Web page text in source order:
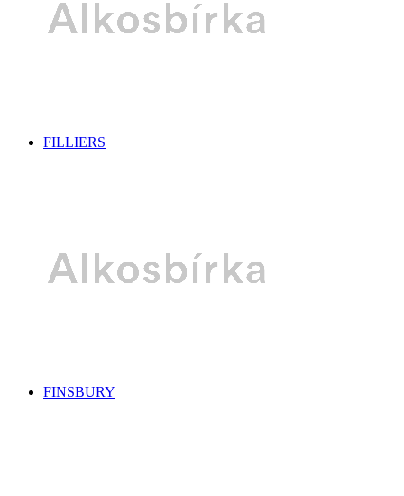
FILLIERS
FINSBURY